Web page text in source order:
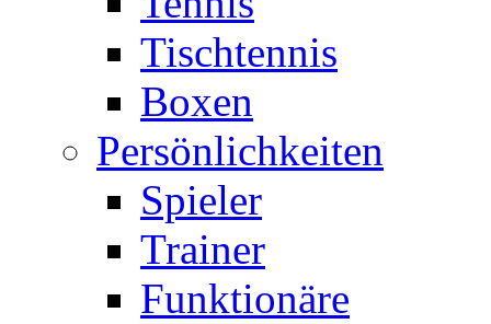
Tischtennis
Boxen
Persönlichkeiten
Spieler
Trainer
Funktionäre